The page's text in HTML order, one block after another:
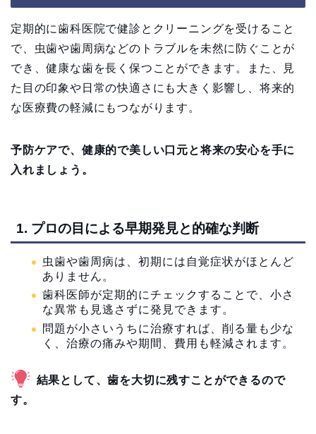
定期的に歯科医院で健診とクリーニングを受けること
で、虫歯や歯周病などのトラブルを未然に防ぐことが
でき、健康な歯を長く保つことができます。また、見
た目の印象や日常の快適さにも大きく影響し、将来的
な医療費の軽減にもつながります。
予防ケアで、健康的で美しい口元と将来の安心を手に
入れましょう。
1. プロの目による早期発見と的確な判断
虫歯や歯周病は、初期には自覚症状がほとんど
ありません。
歯科医師が定期的にチェックすることで、小さ
な異常も見逃さずに発見できます。
問題が小さいうちに治療すれば、削る量も少な
く、治療の痛みや期間、費用も軽減されます。
結果として、歯を大切に残すことができるので
す。